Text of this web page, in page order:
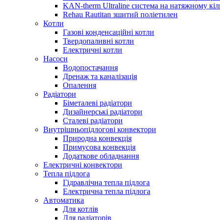
KAN-therm Ultraline система на натяжному
Rehau Rautitan зшитий поліетилен
Котли
Газові конденсаційні котли
Твердопаливні котли
Електричні котли
Насоси
Водопостачання
Дренаж та каналізація
Опалення
Радіатори
Біметалеві радіатори
Дизайнерські радіатори
Сталеві радіатори
Внутрішньопідлогові конвектори
Природна конвекція
Примусова конвекція
Додаткове обладнання
Електричні конвектори
Тепла підлога
Гідравлічна тепла підлога
Електрична тепла підлога
Автоматика
Для котлів
Для радіаторів